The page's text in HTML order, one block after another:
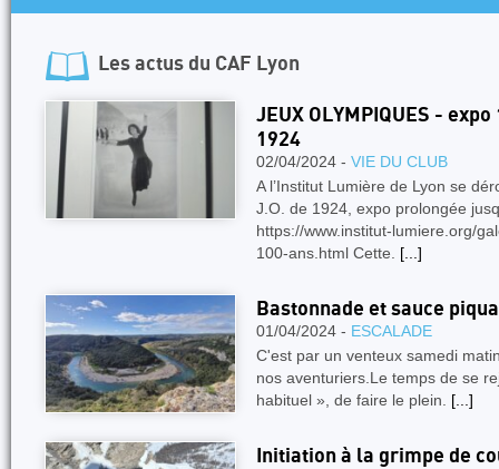
Les actus du CAF Lyon
JEUX OLYMPIQUES -
1924
02/04/2024 - VIE DU CLUB
A l’Institut Lumière de Lyon se
J.O. de 1924, expo prolongée
https://www.institut-lumiere.org/
100-ans.html Cette. [...]
Bastonnade et sauce
01/04/2024 - ESCALADE
C'est par un venteux samedi
nos aventuriers.Le temps de se
habituel », de faire le plein. [...]
Initiation à la grimpe de